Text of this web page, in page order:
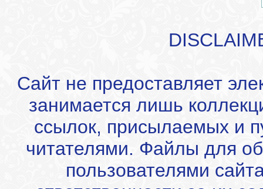
Сайт не предоставляет
занимается лишь
ссылок, присылаемых и
читателями. Файлы для
пользователями